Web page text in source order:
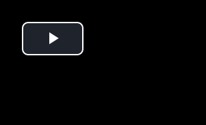
Play Video